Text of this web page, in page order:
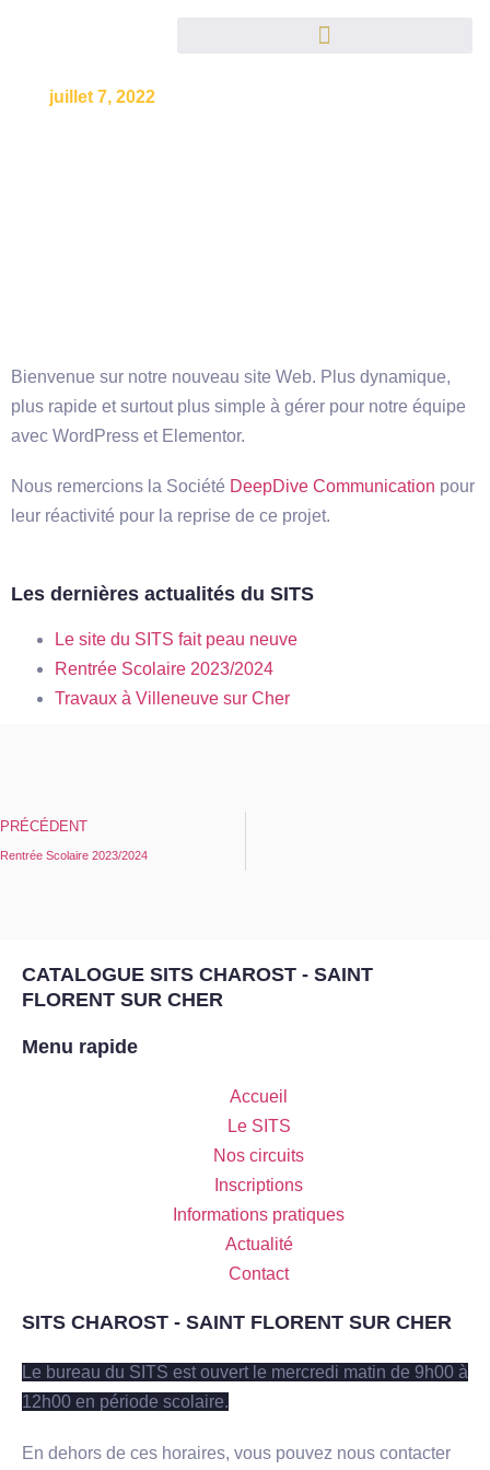
juillet 7, 2022
Bienvenue sur notre nouveau site Web. Plus dynamique,
plus rapide et surtout plus simple à gérer pour notre équipe
avec WordPress et Elementor.
Nous remercions la Société DeepDive Communication pour
leur réactivité pour la reprise de ce projet.
Les dernières actualités du SITS
Le site du SITS fait peau neuve
Rentrée Scolaire 2023/2024
Travaux à Villeneuve sur Cher
PRÉCÉDENT
Rentrée Scolaire 2023/2024
CATALOGUE SITS CHAROST - SAINT
FLORENT SUR CHER
Menu rapide
Accueil
Le SITS
Nos circuits
Inscriptions
Informations pratiques
Actualité
Contact
SITS CHAROST - SAINT FLORENT SUR CHER
Le bureau du SITS est ouvert le mercredi matin de 9h00 à
12h00 en période scolaire.
En dehors de ces horaires, vous pouvez nous contacter